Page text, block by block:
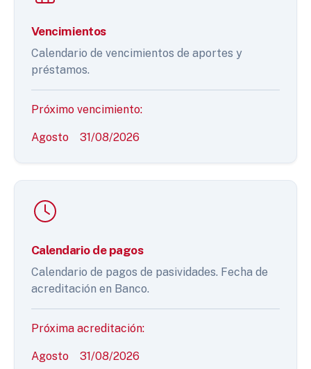
Vencimientos
Calendario de vencimientos de aportes y
préstamos.
Próximo vencimiento:
Agosto 31/08/2026
Calendario de pagos
Calendario de pagos de pasividades. Fecha de
acreditación en Banco.
Próxima acreditación:
Agosto 31/08/2026